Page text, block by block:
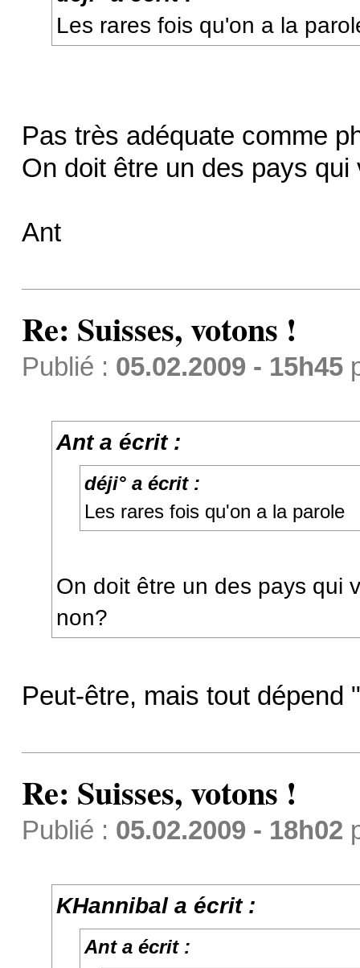
Les rares fois qu'on a la
Pas très adéquate comme
On doit être un des pays
Ant
Re: Suisses, votons !
Publié : 05.02.2009 - 15h45
Ant a écrit :
déji° a écrit :
Les rares fois qu'on a la parole
On doit être un des pays qui
non?
Peut-être, mais tout
Re: Suisses, votons !
Publié : 05.02.2009 - 18h02
KHannibal a écrit :
Ant a écrit :